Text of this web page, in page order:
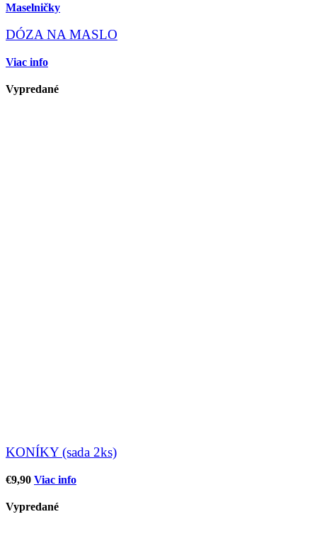
Maselničky
DÓZA NA MASLO
Viac info
Vypredané
KONÍKY (sada 2ks)
€9,90 Viac info
Vypredané